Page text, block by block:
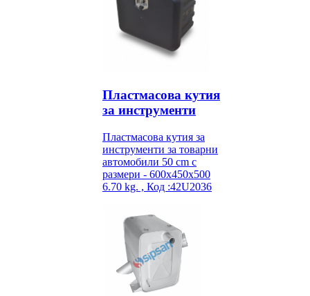
Пластмасова кутия
за инструменти
Пластмасова кутия за
инструменти за товарни
автомобили 50 cm с
размери - 600x450x500
6.70 kg. , Код :42U2036